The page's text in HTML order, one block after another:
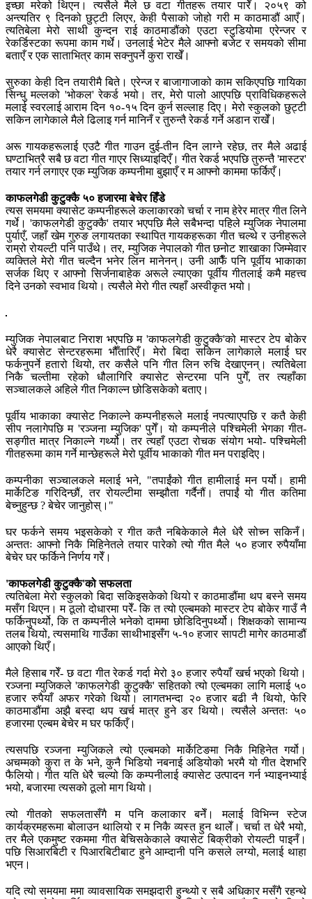
इच्छा मरेको थिएन। त्यसैले मैले छ वटा गीतहरू तयार पारेँ। २०५९ को
अन्त्यतिर ९ दिनको छुट्टी लिएर, केही पैसाको जोहो गरी म काठमाडौं आएँ।
त्यतिबेला मेरो साथी कुन्दन राई काठमाडौंको एउटा स्टुडियोमा एरेन्जर र
रेकर्डिस्टका रूपमा काम गर्थे। उनलाई भेटेर मैले आफ्नो बजेट र समयको सीमा
बताएँ र एक साताभित्र काम सक्नुपर्ने कुरा राखेँ।
सुरुका केही दिन तयारीमै बिते। एरेन्ज र बाजागाजाको काम सकिएपछि गायिका
सिन्धु मल्लको 'भोकल' रेकर्ड भयो। तर, मेरो पालो आएपछि प्राविधिकहरूले
मलाई स्वरलाई आराम दिन १०-१५ दिन कुर्न सल्लाह दिए। मेरो स्कुलको छुट्टी
सकिन लागेकाले मैले ढिलाइ गर्न मानिनँ र तुरुन्तै रेकर्ड गर्ने अडान राखेँ।
अरू गायकहरूलाई एउटै गीत गाउन दुई-तीन दिन लाग्ने रहेछ, तर मैले अढाई
घण्टाभित्रै सबै छ वटा गीत गाएर सिध्याइदिएँ। गीत रेकर्ड भएपछि तुरुन्तै 'मास्टर'
तयार गर्न लगाएर एक म्युजिक कम्पनीमा बुझाएँ र म आफ्नो काममा फर्किएँ।
काफलगेडी कुटुक्कै ५० हजारमा बेचेर हिँडे
त्यस समयमा क्यासेट कम्पनीहरूले कलाकारको चर्चा र नाम हेरेर मात्र गीत लिने
गर्थे। 'काफलगेडी कुटुक्कै' तयार भएपछि मैले सबैभन्दा पहिले म्युजिक नेपालमा
पुर्याएँ, जहाँ खेम गुरुङ लगायतका स्थापित गायकहरूका गीत चल्थे र उनीहरूले
राम्रो रोयल्टी पनि पाउँथे। तर, म्युजिक नेपालको गीत छनोट शाखाका जिम्मेवार
व्यक्तिले मेरो गीत चल्दैन भनेर लिन मानेनन्। उनी आफैँ पनि पूर्वीय भाकाका
सर्जक थिए र आफ्नो सिर्जनाबाहेक अरूले ल्याएका पूर्वीय गीतलाई कमै महत्त्व
दिने उनको स्वभाव थियो। त्यसैले मेरो गीत त्यहाँ अस्वीकृत भयो।
म्युजिक नेपालबाट निराश भएपछि म 'काफलगेडी कुटुक्कै'को मास्टर टेप बोकेर
धेरै क्यासेट सेन्टरहरूमा भौँतारिएँ। मेरो बिदा सकिन लागेकाले मलाई घर
फर्कनुपर्ने हतारो थियो, तर कसैले पनि गीत लिन रुचि देखाएनन्। त्यतिबेला
निकै चल्तीमा रहेको धौलागिरि क्यासेट सेन्टरमा पनि पुगेँ, तर त्यहाँका
सञ्चालकले अहिले गीत निकाल्न छोडिसकेको बताए।
पूर्वीय भाकाका क्यासेट निकाल्ने कम्पनीहरूले मलाई नपत्याएपछि र कतै केही
सीप नलागेपछि म 'रञ्जना म्युजिक' पुगेँ। यो कम्पनीले पश्चिमेली भेगका गीत-
सङ्गीत मात्र निकाल्ने गर्थ्यो। तर त्यहाँ एउटा रोचक संयोग भयो- पश्चिमेली
गीतहरूमा काम गर्ने मान्छेहरूले मेरो पूर्वीय भाकाको गीत मन पराइदिए।
कम्पनीका सञ्चालकले मलाई भने, "तपाईंको गीत हामीलाई मन पर्यो। हामी
मार्केटिङ गरिदिन्छौं, तर रोयल्टीमा सम्झौता गर्दैनौं। तपाईं यो गीत कतिमा
बेच्नुहुन्छ ? बेचेर जानुहोस्।"
घर फर्कने समय भइसकेको र गीत कतै नबिकेकाले मैले धेरै सोच्न सकिनँ।
अन्ततः आफ्नो निकै मिहिनेतले तयार पारेको त्यो गीत मैले ५० हजार रुपैयाँमा
बेचेर घर फर्किने निर्णय गरेँ।
'काफलगेडी कुटुक्कै'को सफलता
त्यतिबेला मेरो स्कुलको बिदा सकिइसकेको थियो र काठमाडौंमा थप बस्ने समय
मसँग थिएन। म ठूलो दोधारमा परेँ- कि त त्यो एल्बमको मास्टर टेप बोकेर गाउँ नै
फर्किनुपर्थ्यो, कि त कम्पनीले भनेको दाममा छोडिदिनुपर्थ्यो। शिक्षकको सामान्य
तलब थियो, त्यसमाथि गाउँका साथीभाइसँग ५-१० हजार सापटी मागेर काठमाडौं
आएको थिएँ।
मैले हिसाब गरेँ- छ वटा गीत रेकर्ड गर्दा मेरो ३० हजार रुपैयाँ खर्च भएको थियो।
रञ्जना म्युजिकले 'काफलगेडी कुटुक्कै' सहितको त्यो एल्बमका लागि मलाई ५०
हजार रुपैयाँ अफर गरेको थियो। लागतभन्दा २० हजार बढी नै थियो, फेरि
काठमाडौंमा अझै बस्दा थप खर्च मात्र हुने डर थियो। त्यसैले अन्ततः ५०
हजारमा एल्बम बेचेर म घर फर्किएँ।
त्यसपछि रञ्जना म्युजिकले त्यो एल्बमको मार्केटिङमा निकै मिहिनेत गर्यो।
अचम्मको कुरा त के भने, कुनै भिडियो नबनाई अडियोको भरमै यो गीत देशभरि
फैलियो। गीत यति धेरै चल्यो कि कम्पनीलाई क्यासेट उत्पादन गर्न भ्याइनभ्याई
भयो, बजारमा त्यसको ठूलो माग थियो।
त्यो गीतको सफलतासँगै म पनि कलाकार बनेँ। मलाई विभिन्न स्टेज
कार्यक्रमहरूमा बोलाउन थालियो र म निकै व्यस्त हुन थालेँ। चर्चा त धेरै भयो,
तर मैले एकमुष्ट रकममा गीत बेचिसकेकाले क्यासेट बिक्रीको रोयल्टी पाइनँ।
पछि सिआरबिटी र पिआरबिटीबाट हुने आम्दानी पनि कसले लग्यो, मलाई थाहा
भएन।
यदि त्यो समयमा ममा व्यावसायिक समझदारी हुन्थ्यो र सबै अधिकार मसँगै रहन्थे